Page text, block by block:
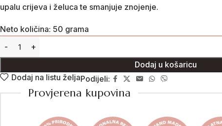
upalu crijeva i želuca te smanjuje znojenje.
Neto količina: 50 grama
Dodaj u košaricu
Dodaj na listu željaPodijeli:
Provjerena kupovina